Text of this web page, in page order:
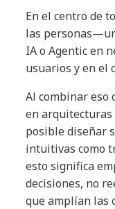
En el centro de
las
IA o Agentic en
usuarios y en el
Al combinar eso
en arquitecturas
posible diseñar
intuitivas como
esto significa
decisiones, no
que amplían las